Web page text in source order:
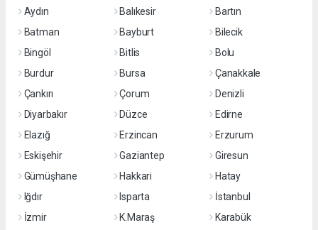
Aydın
Balıkesir
Bartın
Batman
Bayburt
Bilecik
Bingöl
Bitlis
Bolu
Burdur
Bursa
Çanakkale
Çankırı
Çorum
Denizli
Diyarbakır
Düzce
Edirne
Elazığ
Erzincan
Erzurum
Eskişehir
Gaziantep
Giresun
Gümüşhane
Hakkari
Hatay
Iğdır
Isparta
İstanbul
İzmir
K.Maraş
Karabük